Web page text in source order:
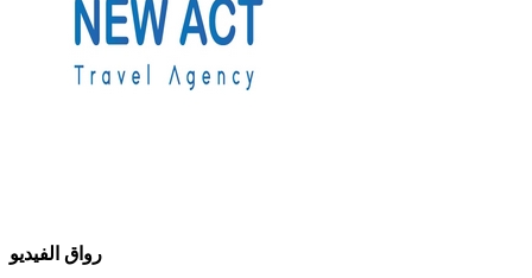
رواق الفيديو